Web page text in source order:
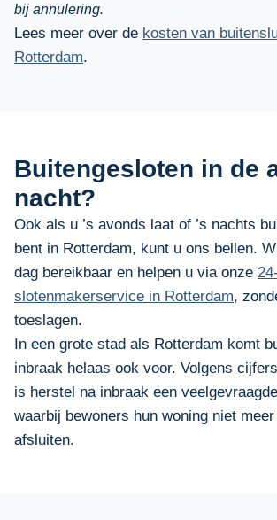
bij annulering.
Lees meer over de kosten van
Rotterdam.
Buitengesloten in de
nacht?
Ook als u ’s avonds laat of ’s nachts
bent in Rotterdam, kunt u ons bellen.
dag bereikbaar en helpen u via onze
slotenmakerservice in Rotterdam,
toeslagen.
In een grote stad als Rotterdam komt
inbraak helaas ook voor. Volgens
is herstel na inbraak een
waarbij bewoners hun woning niet
afsluiten.